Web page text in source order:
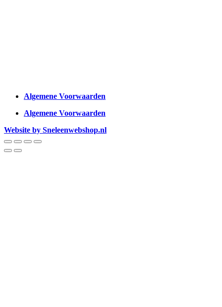
Algemene Voorwaarden
Algemene Voorwaarden
Website by Sneleenwebshop.nl